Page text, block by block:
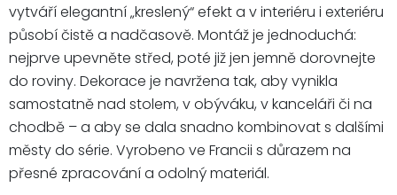
vytváří elegantní „kreslený“ efekt a v interiéru i exteriéru
působí čistě a nadčasově. Montáž je jednoduchá:
nejprve upevněte střed, poté již jen jemně dorovnejte
do roviny. Dekorace je navržena tak, aby vynikla
samostatně nad stolem, v obýváku, v kanceláři či na
chodbě – a aby se dala snadno kombinovat s dalšími
městy do série. Vyrobeno ve Francii s důrazem na
přesné zpracování a odolný materiál.